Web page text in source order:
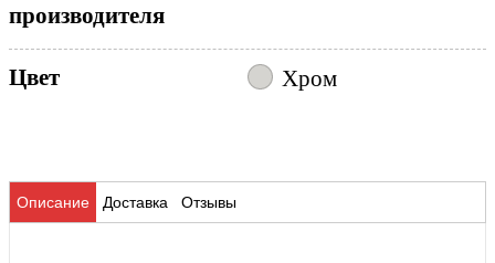
производителя
Цвет Хром
Описание Доставка Отзывы